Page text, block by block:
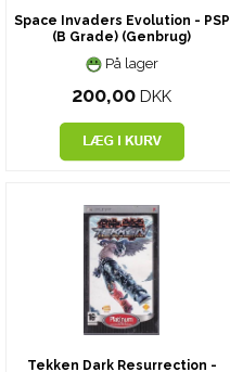
Space Invaders Evolution - PSP
(B Grade) (Genbrug)
På lager
200,00 DKK
Tekken Dark Resurrection -